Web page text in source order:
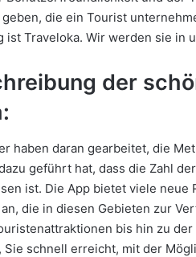
die ein Tourist
ist Traveloka. Wir werden sie in
der
haben daran gearbeitet, die
geführt hat, dass die Zahl
ist. Die App bietet viele neue
die in diesen Gebieten zur
bis hin zu
schnell erreicht, mit der